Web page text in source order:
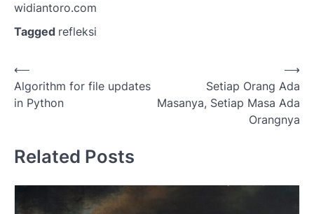
widiantoro.com
Tagged refleksi
Post
navigation
⟵
Algorithm for file updates
in Python
Setiap Orang Ada
Masanya, Setiap Masa Ada
Orangnya
⟶
Related Posts